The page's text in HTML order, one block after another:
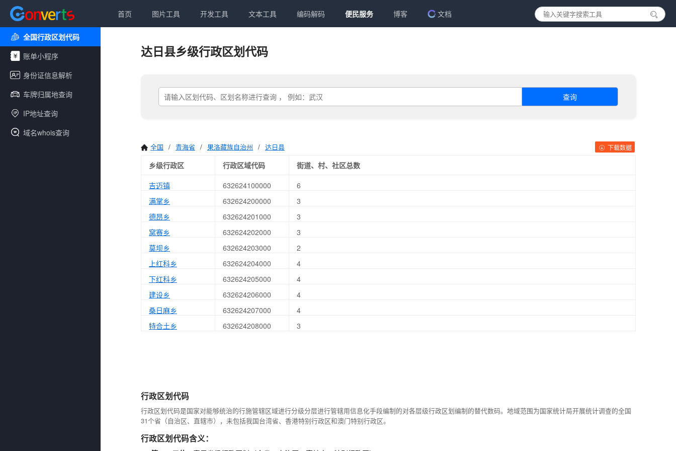
首页 图片工具 开发工具 文本工具 编码解码 便民服务 博客 文档
全国行政区划代码
账单小程序
身份证信息解析
车牌归属地查询
IP地址查询
域名whois查询
达日县乡级行政区划代码
查询
全国 / 青海省 / 果洛藏族自治州 / 达日县 下载数据
乡级行政区 行政区域代码
街道、村、社区总数
吉迈镇
632624100000
6
满掌乡
632624200000
3
德昂乡
632624201000
3
窝赛乡
632624202000
3
莫坝乡
632624203000
2
上红科乡
632624204000
4
下红科乡
632624205000
4
建设乡
632624206000
4
桑日麻乡
632624207000
4
特合土乡
632624208000 3
行政区划代码
行政区划代码是国家对能够统治的行施管辖区域进行分级分层进行管辖用信息化手段编制的对各层级行政区划编制的替代数码。地域范围为国家统计局开展统计调查的全国
31个省（自治区、直辖市），未包括我国台湾省、香港特别行政区和澳门特别行政区。
行政区划代码含义：